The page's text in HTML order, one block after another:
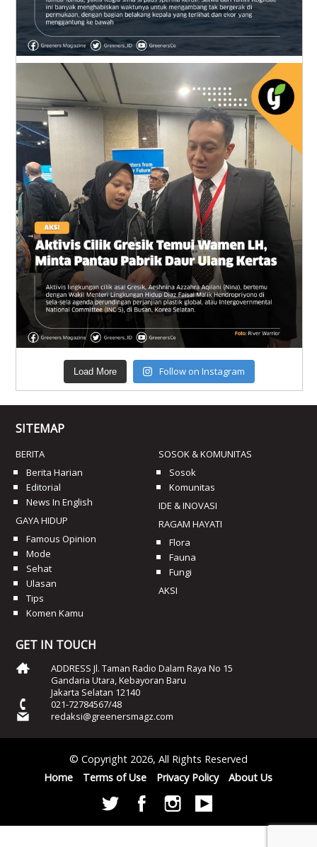
Load More Follow on Instagram
SITEMAP
BERITA
Berita Harian
Editorial
News In English
GAYA HIDUP
Famous Opinion
Mode
Sehat
Ulasan
Tips
Komen Kamu
SOSOK & KOMUNITAS
Sosok
Komunitas
IDE & INOVASI
RAGAM HAYATI
Flora
Fauna
Fungi
AKSI
GET IN TOUCH
ADDRESS Jl. Taman Radio Dalam Raya No 15
Gandaria Utara, Kebayoran Baru
Jakarta Selatan 12140
021-72784567/48
redaksi@greenersmagz.com
© Copyright 2026, All Rights Reserved
Home
Terms of Use Privacy Policy About Us